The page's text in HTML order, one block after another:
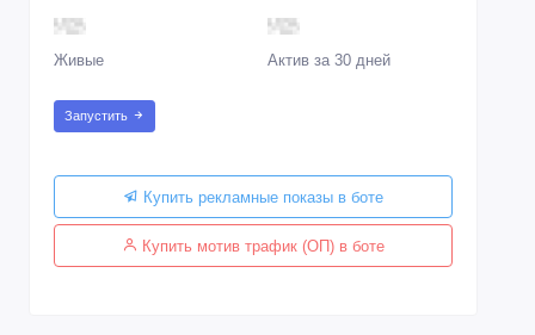
Живые Актив за 30 дней
Запустить
Купить рекламные показы в боте
Купить мотив трафик (ОП) в боте